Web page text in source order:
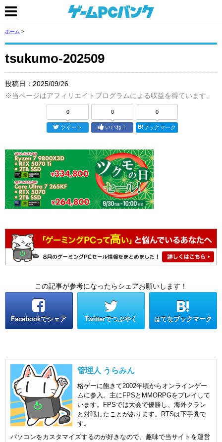
ホーム >
tsukumo-202509
投稿日： 2025/09/26
※当ページはアフィリエイトプログラムによる収益を得ています。
0
ツイート
0
いいね！
0
ブックマーク
この記事が参考になったらシェアお願いします！
Facebookでシェア Twitterでつぶやく はてなブックマーク
管理人 うらみん
格ゲーに飽きて2002年頃からオンラインゲー
ムに参入。主にFPSとMMORPGをプレイして
います。FPSでは大会で優勝し、海外クラン
と対戦したことがあります。RTSは下手糞で
す。
パソコンをカスタマイズするのが好きなので、趣味で当サイトを運営